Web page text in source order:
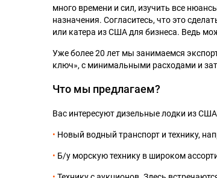
много времени и сил, изучить все
назначения. Согласитесь, что это
или катера из США для бизнеса. Ведь
Уже более 20 лет мы занимаемся
ключ», с минимальными расходами и
Что мы предлагаем?
Вас интересуют дизельные лодки из
Новый водный транспорт и технику,
Б/у морскую технику в широком